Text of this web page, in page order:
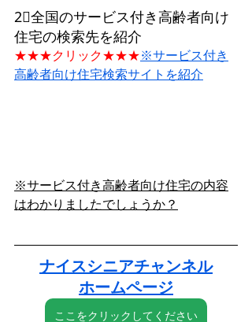
2⃣全国のサービス付き高齢者向け
住宅の検索先を紹介
★★★クリック★★★※サービス付き
高齢者向け住宅検索サイトを紹介
※サービス付き高齢者向け住宅の内容
はわかりましたでしょうか？
ナイスシニアチャンネル
ホームページ
ここをクリックしてください